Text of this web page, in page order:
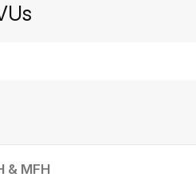
& MFH